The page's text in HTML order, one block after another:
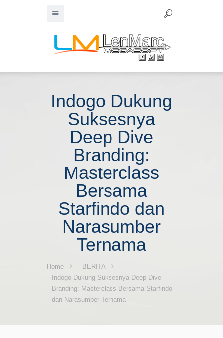
Indogo Dukung
Suksesnya
Deep Dive
Branding:
Masterclass
Bersama
Starfindo dan
Narasumber
Ternama
Home
BERITA
Indogo Dukung Suksesnya Deep Dive
Branding: Masterclass Bersama Starfindo
dan Narasumber Ternama